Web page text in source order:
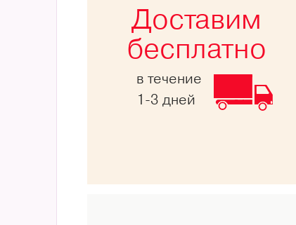
Доставим
бесплатно
в течение
1-3 дней